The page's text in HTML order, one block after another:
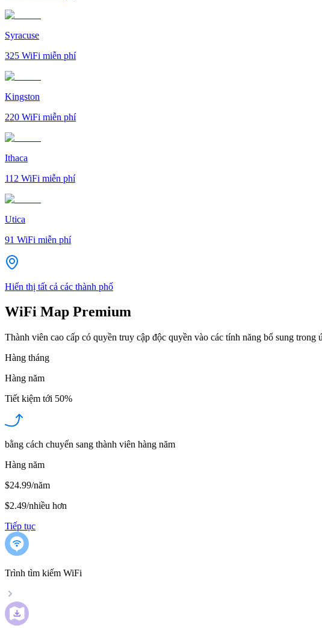
Syracuse
325 WiFi miễn phí
Kingston
220 WiFi miễn phí
Ithaca
112 WiFi miễn phí
Utica
91 WiFi miễn phí
Hiển thị tất cả các thành phố
WiFi Map Premium
Thành viên cao cấp có quyền truy cập độc quyền vào các tính năng bổ sung trong
Hàng tháng
Hàng năm
Tiết kiệm tới 50%
bằng cách chuyển sang thành viên hàng năm
Hàng năm
$24.99/năm
$2.49/nhiều hơn
Tiếp tục
Trình tìm kiếm WiFi